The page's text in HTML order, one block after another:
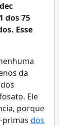
dos 75
Esse
da
Ele
porque
primas dos